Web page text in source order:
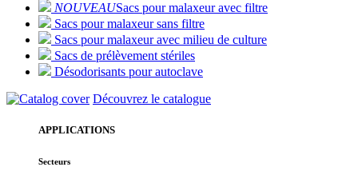
NOUVEAUSacs pour malaxeur avec filtre
Sacs pour malaxeur sans filtre
Sacs pour malaxeur avec milieu de culture
Sacs de prélèvement stériles
Désodorisants pour autoclave
Découvrez le catalogue
APPLICATIONS
Secteurs